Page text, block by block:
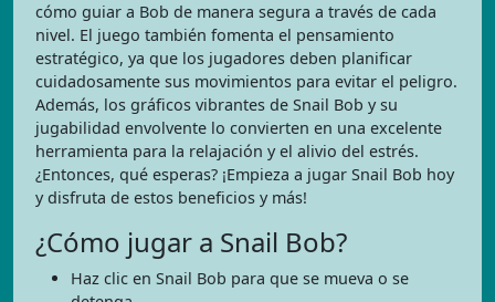
cómo guiar a Bob de manera segura a través de cada
nivel. El juego también fomenta el pensamiento
estratégico, ya que los jugadores deben planificar
cuidadosamente sus movimientos para evitar el peligro.
Además, los gráficos vibrantes de Snail Bob y su
jugabilidad envolvente lo convierten en una excelente
herramienta para la relajación y el alivio del estrés.
¿Entonces, qué esperas? ¡Empieza a jugar Snail Bob hoy
y disfruta de estos beneficios y más!
¿Cómo jugar a Snail Bob?
Haz clic en Snail Bob para que se mueva o se